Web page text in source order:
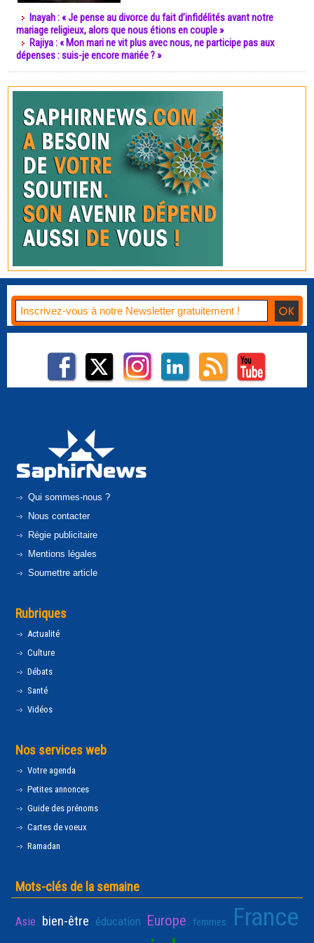
Inayah : « Je pense au divorce du fait d’infidélités avant notre
mariage religieux, alors que nous étions en couple »
Rajiya : « Mon mari ne vit plus avec nous, ne participe pas aux
dépenses : suis-je encore mariée ? »
Qui sommes-nous ?
Nous contacter
Régie publicitaire
Mentions légales
Soumettre article
Rubriques
Actualité
Culture
Débats
Santé
Vidéos
Nos services web
Votre agenda
Petites annonces
Guide des prénoms
Cartes de voeux
Ramadan
Mots-clés de la semaine
Asie bien-être éducation Europe femmes France